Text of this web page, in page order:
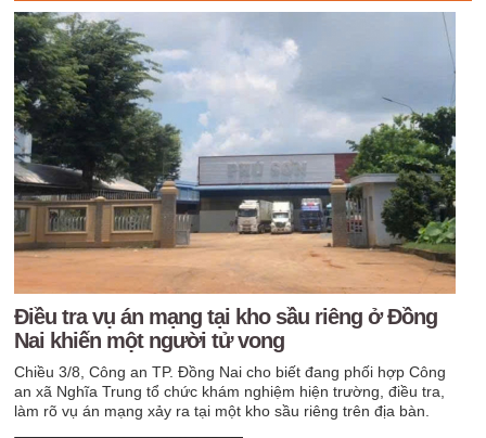
Điều tra vụ án mạng tại kho sầu riêng ở Đồng
Nai khiến một người tử vong
Chiều 3/8, Công an TP. Đồng Nai cho biết đang phối hợp Công
an xã Nghĩa Trung tổ chức khám nghiệm hiện trường, điều tra,
làm rõ vụ án mạng xảy ra tại một kho sầu riêng trên địa bàn.